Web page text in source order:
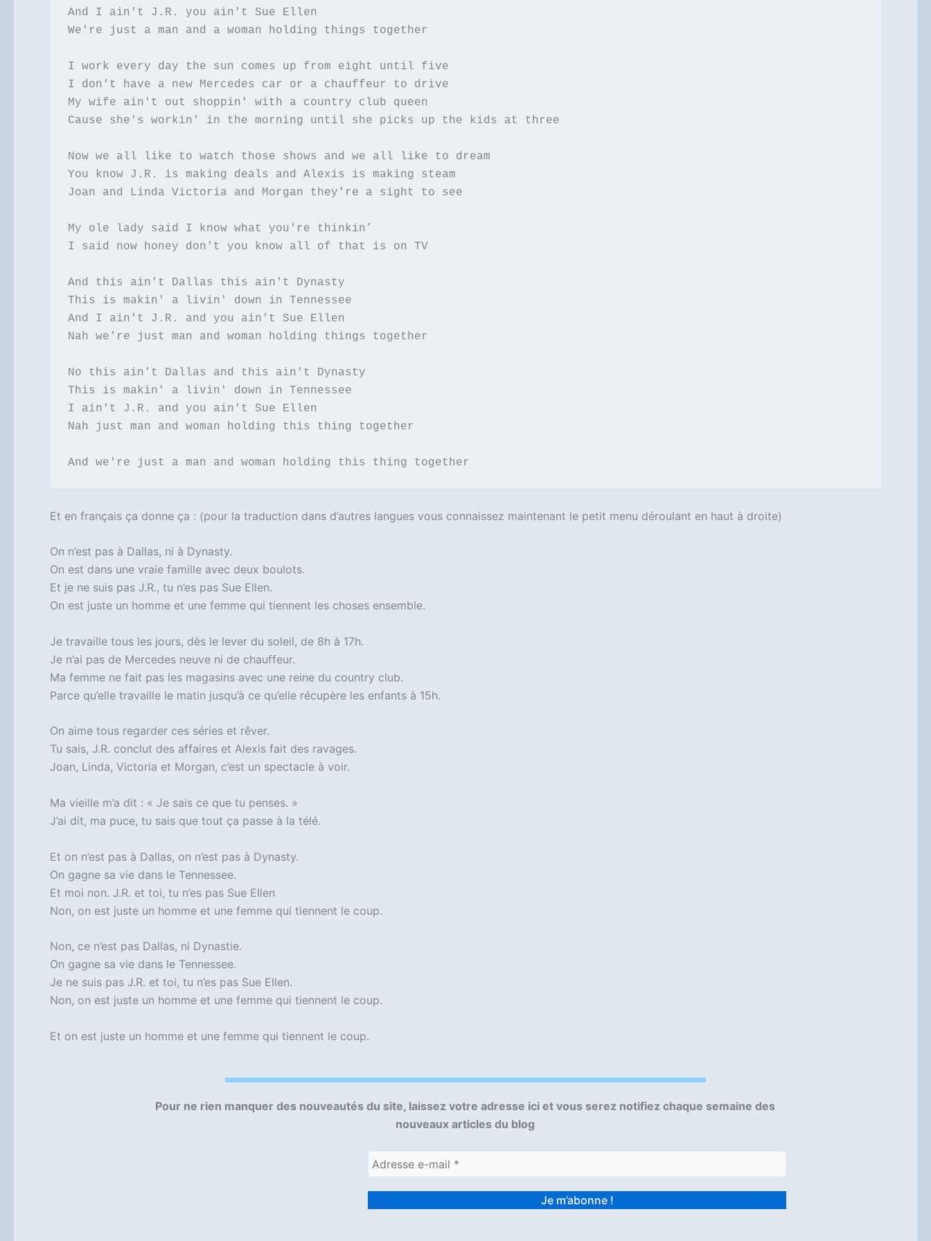
And I ain't J.R. you ain't Sue Ellen
We're just a man and a woman holding things together
I work every day the sun comes up from eight until five
I don't have a new Mercedes car or a chauffeur to drive
My wife ain't out shoppin' with a country club queen
Cause she's workin' in the morning until she picks up the kids at three
Now we all like to watch those shows and we all like to dream
You know J.R. is making deals and Alexis is making steam
Joan and Linda Victoria and Morgan they're a sight to see
My ole lady said I know what you're thinkin’
I said now honey don't you know all of that is on TV
And this ain't Dallas this ain't Dynasty
This is makin' a livin' down in Tennessee
And I ain't J.R. and you ain't Sue Ellen
Nah we're just man and woman holding things together
No this ain't Dallas and this ain't Dynasty
This is makin' a livin' down in Tennessee
I ain't J.R. and you ain't Sue Ellen
Nah just man and woman holding this thing together
And we're just a man and woman holding this thing together
Et en français ça donne ça : (pour la traduction dans d’autres langues vous connaissez maintenant le petit menu déroulant en haut à droite)
On n’est pas à Dallas, ni à Dynasty.
On est dans une vraie famille avec deux boulots.
Et je ne suis pas J.R., tu n’es pas Sue Ellen.
On est juste un homme et une femme qui tiennent les choses ensemble.
Je travaille tous les jours, dès le lever du soleil, de 8h à 17h.
Je n’ai pas de Mercedes neuve ni de chauffeur.
Ma femme ne fait pas les magasins avec une reine du country club.
Parce qu’elle travaille le matin jusqu’à ce qu’elle récupère les enfants à 15h.
On aime tous regarder ces séries et rêver.
Tu sais, J.R. conclut des affaires et Alexis fait des ravages.
Joan, Linda, Victoria et Morgan, c’est un spectacle à voir.
Ma vieille m’a dit : « Je sais ce que tu penses. »
J’ai dit, ma puce, tu sais que tout ça passe à la télé.
Et on n’est pas à Dallas, on n’est pas à Dynasty.
On gagne sa vie dans le Tennessee.
Et moi non. J.R. et toi, tu n’es pas Sue Ellen
Non, on est juste un homme et une femme qui tiennent le coup.
Non, ce n’est pas Dallas, ni Dynastie.
On gagne sa vie dans le Tennessee.
Je ne suis pas J.R. et toi, tu n’es pas Sue Ellen.
Non, on est juste un homme et une femme qui tiennent le coup.
Et on est juste un homme et une femme qui tiennent le coup.
Pour ne rien manquer des nouveautés du site, laissez votre adresse ici et vous serez notifiez chaque semaine des
nouveaux articles du blog